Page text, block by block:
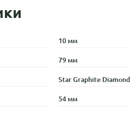
10 мм
79 мм
Star Graphite
54 мм